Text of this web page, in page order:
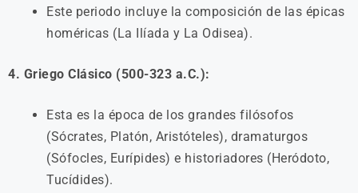
Este periodo incluye la composición de las épicas
homéricas (La Ilíada y La Odisea).
4. Griego Clásico (500-323 a.C.):
Esta es la época de los grandes filósofos
(Sócrates, Platón, Aristóteles), dramaturgos
(Sófocles, Eurípides) e historiadores (Heródoto,
Tucídides).